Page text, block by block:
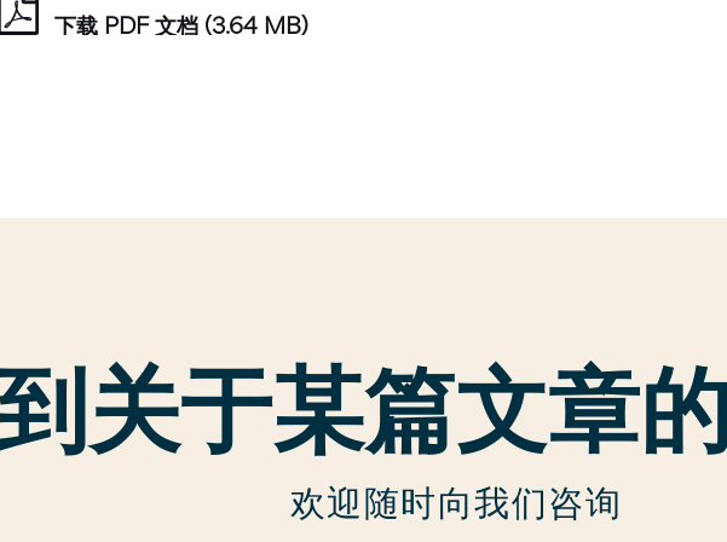
下载 PDF 文档 (3.64 MB)
关于某篇文章
欢迎随时向我们咨询